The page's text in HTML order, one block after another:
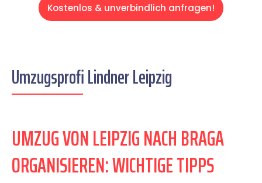
Kostenlos & unverbindlich anfragen!
Umzugsprofi Lindner Leipzig
UMZUG VON LEIPZIG NACH BRAGA
ORGANISIEREN: WICHTIGE TIPPS